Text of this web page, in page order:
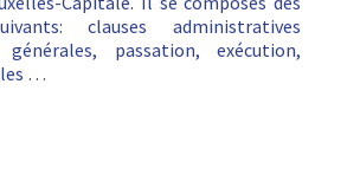
clauses administratives
générales, passation, exécution,
…